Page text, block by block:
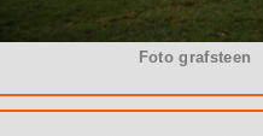
Foto grafsteen